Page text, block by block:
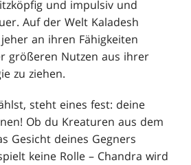
und impulsiv und
Auf der Welt Kaladesh
an ihren Fähigkeiten
größeren Nutzen aus ihrer
zu ziehen.
steht eines fest: deine
Ob du Kreaturen aus dem
Gesicht deines Gegners
keine Rolle – Chandra wird